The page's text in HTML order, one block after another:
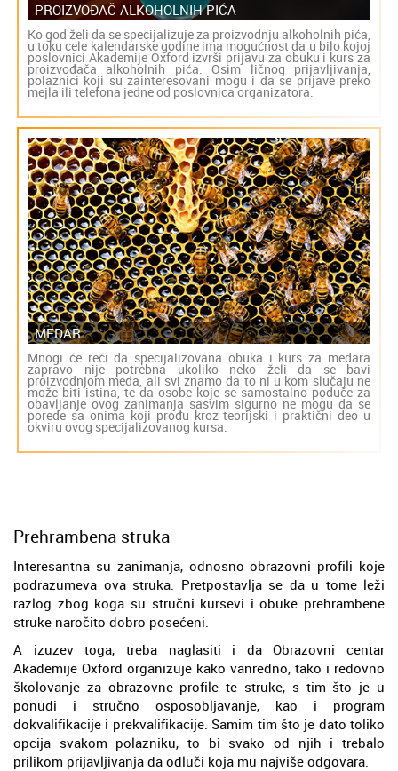
PROIZVOĐAČ ALKOHOLNIH PIĆA
Ko god želi da se specijalizuje za proizvodnju alkoholnih pića,
u toku cele kalendarske godine ima mogućnost da u bilo kojoj
poslovnici Akademije Oxford izvrši prijavu za obuku i kurs za
proizvođača alkoholnih pića. Osim ličnog prijavljivanja,
polaznici koji su zainteresovani mogu i da se prijave preko
mejla ili telefona jedne od poslovnica organizatora.
MEDAR
Mnogi će reći da specijalizovana obuka i kurs za medara
zapravo nije potrebna ukoliko neko želi da se bavi
proizvodnjom meda, ali svi znamo da to ni u kom slučaju ne
može biti istina, te da osobe koje se samostalno poduče za
obavljanje ovog zanimanja sasvim sigurno ne mogu da se
porede sa onima koji prođu kroz teorijski i praktični deo u
okviru ovog specijalizovanog kursa.
Prehrambena struka
Interesantna su zanimanja, odnosno obrazovni profili koje
podrazumeva ova struka. Pretpostavlja se da u tome leži
razlog zbog koga su stručni kursevi i obuke prehrambene
struke naročito dobro posećeni.
A izuzev toga, treba naglasiti i da Obrazovni centar
Akademije Oxford organizuje kako vanredno, tako i redovno
školovanje za obrazovne profile te struke, s tim što je u
ponudi i stručno osposobljavanje, kao i program
dokvalifikacije i prekvalifikacije. Samim tim što je dato toliko
opcija svakom polazniku, to bi svako od njih i trebalo
prilikom prijavljivanja da odluči koja mu najviše odgovara.